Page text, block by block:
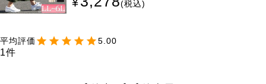
税込
5.00
1